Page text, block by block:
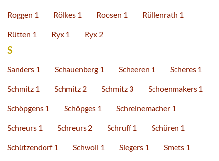
Roggen 1 Rölkes 1 Roosen 1 Rüllenrath 1
Rütten 1 Ryx 1 Ryx 2
S
Sanders 1 Schauenberg 1 Scheeren 1 Scheres 1
Schmitz 1 Schmitz 2 Schmitz 3 Schoenmakers 1
Schöpgens 1 Schöpges 1 Schreinemacher 1
Schreurs 1 Schreurs 2 Schruff 1 Schüren 1
Schützendorf 1 Schwoll 1 Siegers 1 Smets 1